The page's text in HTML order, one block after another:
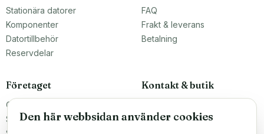
Stationära datorer
Komponenter
Datortillbehör
Reservdelar
FAQ
Frakt & leverans
Betalning
Företaget
Om oss
Större inköp?
Kontakt & butik
Malmö, Sverige
Den här webbsidan använder cookies